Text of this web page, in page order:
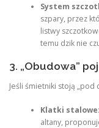
System
szpary, przez
listwy
temu dzik nie
3. „Obudowa”
Jeśli śmietniki stoją „pod
Klatki stalowe:
altany,